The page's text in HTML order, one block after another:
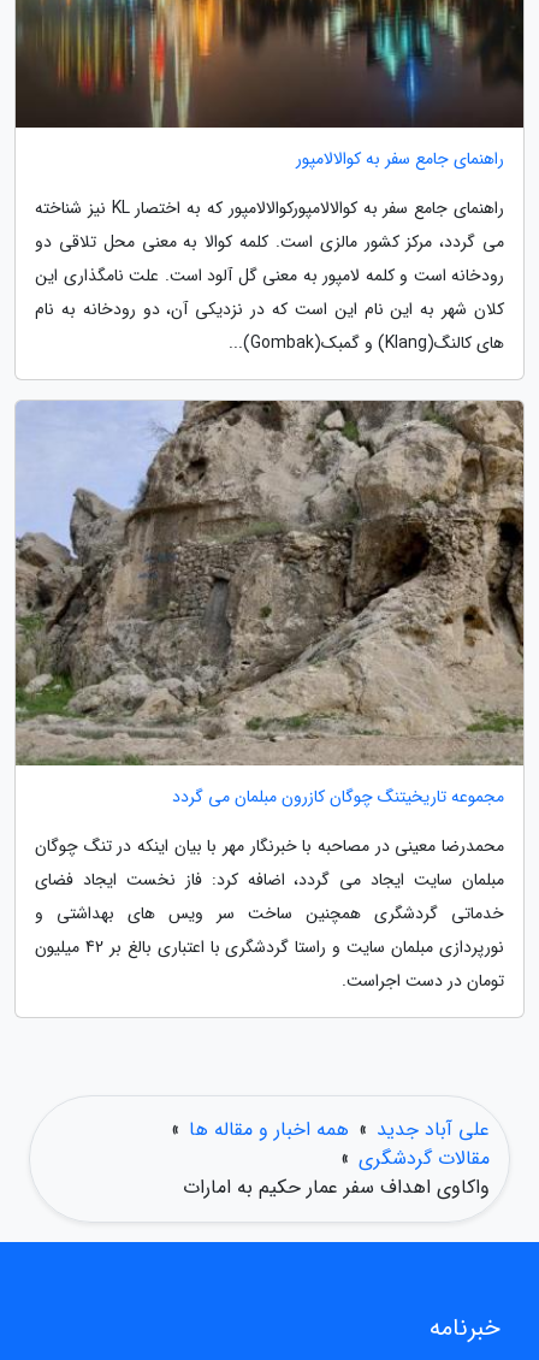
راهنمای جامع سفر به کوالالامپور
راهنمای جامع سفر به کوالالامپورکوالالامپور که به اختصار KL نیز شناخته
می گردد، مرکز کشور مالزی است. کلمه کوالا به معنی محل تلاقی دو
رودخانه است و کلمه لامپور به معنی گل آلود است. علت نامگذاری این
کلان شهر به این نام این است که در نزدیکی آن، دو رودخانه به نام
های کالنگ(Klang) و گمبک(Gombak)...
مجموعه تاریخیتنگ چوگان کازرون مبلمان می گردد
محمدرضا معینی در مصاحبه با خبرنگار مهر با بیان اینکه در تنگ چوگان
مبلمان سایت ایجاد می گردد، اضافه کرد: فاز نخست ایجاد فضای
خدماتی گردشگری همچنین ساخت سر ویس های بهداشتی و
نورپردازی مبلمان سایت و راستا گردشگری با اعتباری بالغ بر 42 میلیون
تومان در دست اجراست.
علی آباد جدید » همه اخبار و مقاله ها »
مقالات گردشگری »
واکاوی اهداف سفر عمار حکیم به امارات
خبرنامه